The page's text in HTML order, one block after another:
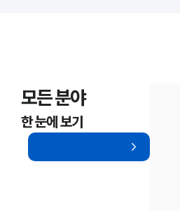
모든 분야
한 눈에 보기